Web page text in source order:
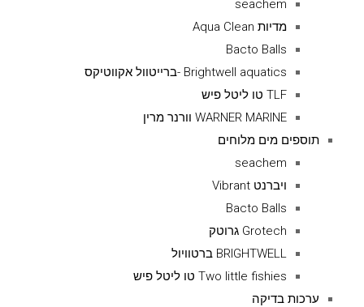
seachem
מדיות Aqua Clean
Bacto Balls
Brightwell aquatics -ברייטוול אקווטיקס
TLF טו ליטל פיש
WARNER MARINE וורנר מרין
תוספים מים מלוחים
seachem
ויברנט Vibrant
Bacto Balls
Grotech גרוטק
BRIGHTWELL ברטוויול
Two little fishies טו ליטל פיש
ערכות בדיקה